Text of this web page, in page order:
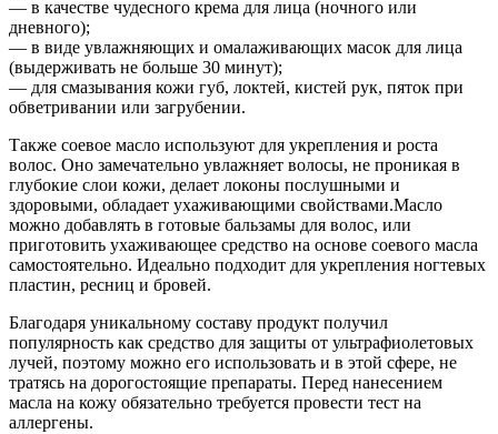
— в качестве чудесного крема для лица (ночного или
дневного);
— в виде увлажняющих и омалаживающих масок для лица
(выдерживать не больше 30 минут);
— для смазывания кожи губ, локтей, кистей рук, пяток при
обветривании или загрубении.
Также соевое масло используют для укрепления и роста
волос. Оно замечательно увлажняет волосы, не проникая в
глубокие слои кожи, делает локоны послушными и
здоровыми, обладает ухаживающими свойствами.Масло
можно добавлять в готовые бальзамы для волос, или
приготовить ухаживающее средство на основе соевого масла
самостоятельно. Идеально подходит для укрепления ногтевых
пластин, ресниц и бровей.
Благодаря уникальному составу продукт получил
популярность как средство для защиты от ультрафиолетовых
лучей, поэтому можно его использовать и в этой сфере, не
тратясь на дорогостоящие препараты. Перед нанесением
масла на кожу обязательно требуется провести тест на
аллергены.